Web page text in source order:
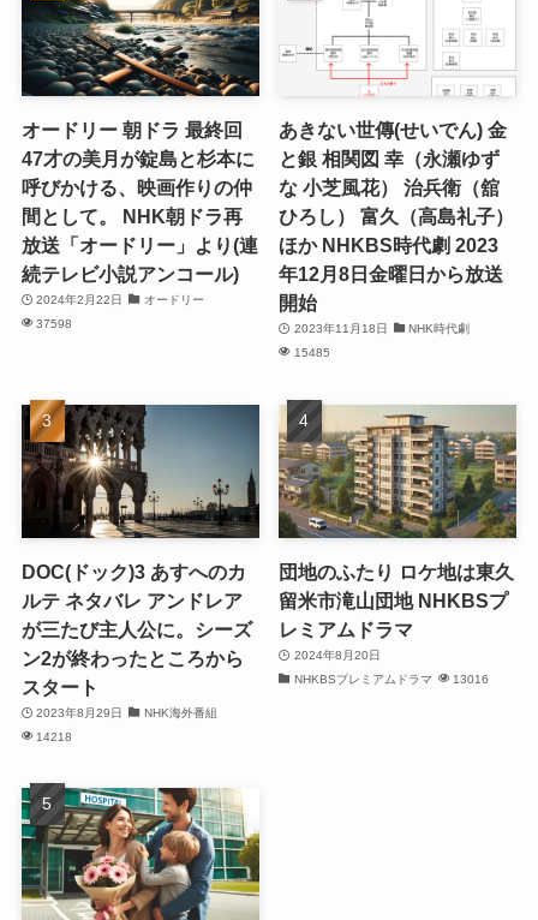
オードリー 朝ドラ 最終回
47才の美月が錠島と杉本に
呼びかける、映画作りの仲
間として。 NHK朝ドラ再
放送「オードリー」より(連
続テレビ小説アンコール)
2024年2月22日
オードリー
37598
あきない世傳(せいでん) 金
と銀 相関図 幸（永瀬ゆず
な 小芝風花） 治兵衛（舘
ひろし） 富久（高島礼子）
ほか NHKBS時代劇 2023
年12月8日金曜日から放送
開始
2023年11月18日
NHK時代劇
15485
DOC(ドック)3 あすへのカ
ルテ ネタバレ アンドレア
が三たび主人公に。シーズ
ン2が終わったところから
スタート
2023年8月29日
NHK海外番組
14218
団地のふたり ロケ地は東久
留米市滝山団地 NHKBSプ
レミアムドラマ
2024年8月20日
NHKBSプレミアムドラマ
13016